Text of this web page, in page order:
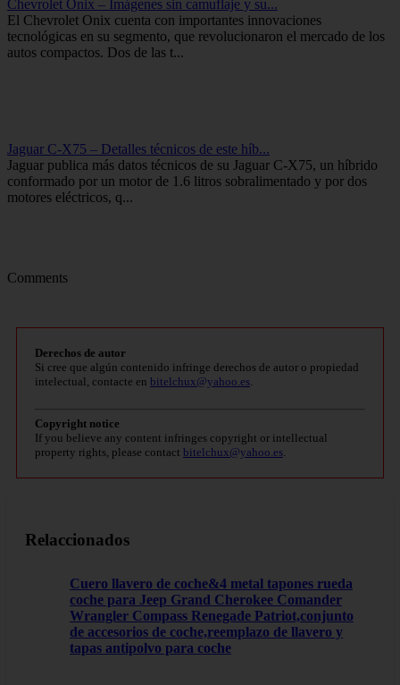
Chevrolet Onix – Imágenes sin camuflaje y su...
El Chevrolet Onix cuenta con importantes innovaciones
tecnológicas en su segmento, que revolucionaron el mercado de los
autos compactos. Dos de las t...
Jaguar C-X75 – Detalles técnicos de este híb...
Jaguar publica más datos técnicos de su Jaguar C-X75, un híbrido
conformado por un motor de 1.6 litros sobralimentado y por dos
motores eléctricos, q...
Comments
Derechos de autor
Si cree que algún contenido infringe derechos de autor o propiedad
intelectual, contacte en bitelchux@yahoo.es
Copyright notice
If you believe any content infringes copyright or intellectual
property rights, please contact bitelchux@yahoo.es
Relaccionados
Cuero llavero de coche&4 metal tapones rueda
coche para Jeep Grand Cherokee Comander
Wrangler Compass Renegade Patriot,conjunto
de accesorios de coche,reemplazo de llavero y
tapas antipolvo para coche